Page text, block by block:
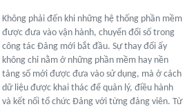
Không phải đến khi những hệ thống phần mềm
được đưa vào vận hành, chuyển đổi số trong
công tác Đảng mới bắt đầu. Sự thay đổi ấy
không chỉ nằm ở những phần mềm hay nền
tảng số mới được đưa vào sử dụng, mà ở cách
dữ liệu được khai thác để quản lý, điều hành
và kết nối tổ chức Đảng với từng đảng viên. Từ